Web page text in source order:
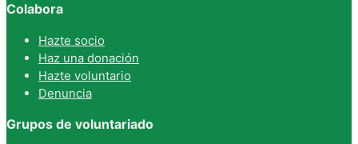
Colabora
Hazte socio
Haz una donación
Hazte voluntario
Denuncia
Grupos de voluntariado